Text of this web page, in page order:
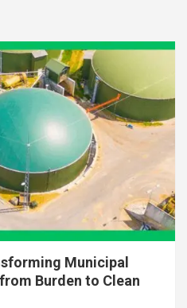
Municipal
Burden to Clean